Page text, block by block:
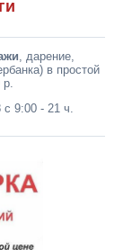
, дарение,
в простой
9:00 - 21 ч.